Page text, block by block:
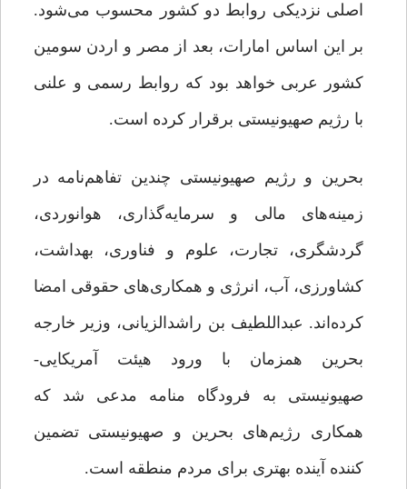
اصلی نزدیکی روابط دو کشور محسوب می‌شود.
بر این اساس امارات، بعد از مصر و اردن سومین
کشور عربی خواهد بود که روابط رسمی و علنی
با رژیم صهیونیستی برقرار کرده است.
بحرین و رژیم صهیونیستی چندین تفاهم‌نامه در
زمینه‌های مالی و سرمایه‌گذاری، هوانوردی،
گردشگری، تجارت، علوم و فناوری، بهداشت،
کشاورزی، آب، انرژی و همکاری‌های حقوقی امضا
کرده‌اند. عبداللطیف بن راشد‌الزیانی، وزیر خارجه
بحرین همزمان با ورود هیئت آمریکایی-
صهیونیستی به فرودگاه منامه مدعی شد که
همکاری رژیم‌های بحرین و صهیونیستی تضمین
کننده آینده بهتری برای مردم منطقه است.